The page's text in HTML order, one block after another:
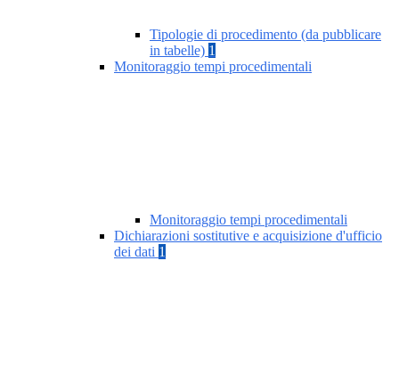
Tipologie di procedimento (da pubblicare
in tabelle) 1
Monitoraggio tempi procedimentali
Monitoraggio tempi procedimentali
Dichiarazioni sostitutive e acquisizione d'ufficio
dei dati 1